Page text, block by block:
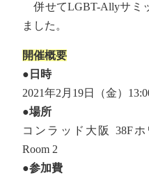
併せてLGBT-Allyサミ
ました。
開催概要
●日時
2021年2月19日（金）
●場所
コンラッド大阪 38Fホ
Room 2
●参加費